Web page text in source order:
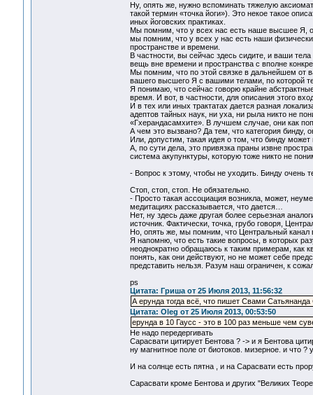
Ну, опять же, нужно вспоминать тяжелую
такой термин «точка йоги»). Это некое такое
иных йоговских практиках.
Мы помним, что у всех нас есть наше высшее Я,
мы помним, что у всех у нас есть наши
пространстве и времени.
В частности, вы сейчас здесь сидите, и ваши
вещь вне времени и пространства с вполне
Мы помним, что по этой связке в дальнейшем от
вашего высшего Я с вашими телами, по которой
Я понимаю, что сейчас говорю крайне
время. И вот, в частности, для описания этого
И в тех или иных трактатах дается разная
адептов тайных наук, ни уха, ни рыла никто не
«Гхерандасамхите». В лучшем случае, они как
А чем это вызвано? Да тем, что категория бинду,
Или, допустим, такая идея о том, что бинду
А, по сути дела, это привязка праны извне
система акупунктуры, которую тоже никто не
- Вопрос к этому, чтобы не уходить. Бинду очень
Стоп, стоп, стоп. Не обязательно.
- Просто такая ассоциация возникла, может,
медитациях рассказывается, что дается…
Нет, ну здесь даже другая более серьезная
источник. Фактически, точка, грубо говоря,
Но, опять же, мы помним, что Центральный канал
Я напомню, что есть такие вопросы, в которых
неоднократно обращаюсь к таким примерам, как
понять, как они действуют, но не может себе
представить нельзя. Разум наш ограничен, к
ps
Цитата: Гриша от 25 Июля 2013, 11:56:32
А ерунда тогда всё, что пишет Свами Сатьянанда
Цитата: Oleg от 25 Июля 2013, 00:53:50
ерунда в 10 Гаусс - это в 100 раз меньше чем
Не надо передергивать
Сарасвати цитирует Бентова ? -> и я Бентова
ну магнитное поле от биотоков. мизерное. и что
И на солнце есть пятна , и на Сарасвати есть
Сарасвати кроме Бентова и других "Великих